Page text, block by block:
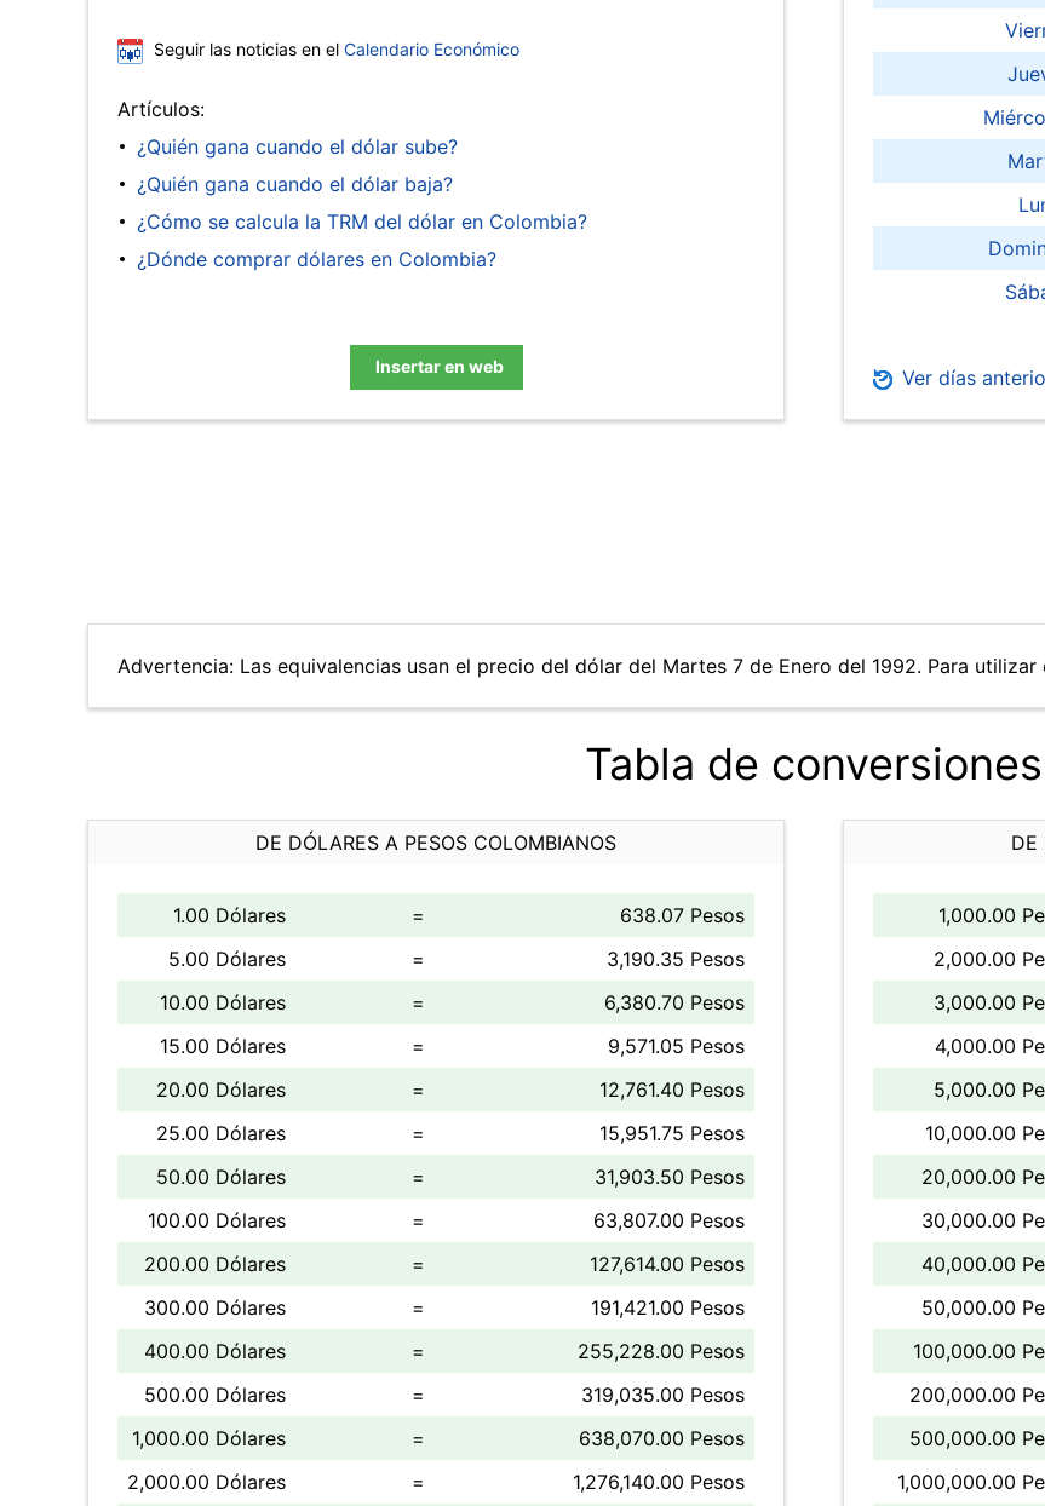
Seguir las noticias en el Calendario Económico
Artículos:
¿Quién gana cuando el dólar sube?
¿Quién gana cuando el dólar baja?
¿Cómo se calcula la TRM del dólar en Colombia?
¿Dónde comprar dólares en Colombia?
Insertar en web Ver días
Advertencia: Las equivalencias usan el precio del dólar del Martes 7 de Enero del 1992. Para
Tabla de conversiones
DE DÓLARES A PESOS COLOMBIANOS
1.00 Dólares =
638.07 Pesos
5.00 Dólares
=
3,190.35 Pesos
10.00 Dólares
=
6,380.70 Pesos
15.00 Dólares
=
9,571.05 Pesos
20.00 Dólares
=
12,761.40 Pesos
25.00 Dólares
=
15,951.75 Pesos
50.00 Dólares
=
31,903.50 Pesos
100.00 Dólares
=
63,807.00 Pesos
200.00 Dólares
=
127,614.00 Pesos
300.00 Dólares
=
191,421.00 Pesos
400.00 Dólares
=
255,228.00 Pesos
500.00 Dólares
=
319,035.00 Pesos
1,000.00 Dólares
=
638,070.00 Pesos
2,000.00 Dólares
= 1,276,140.00 Pesos
DE
1,000.00
2,000.00
3,000.00
4,000.00
5,000.00
10,000.00
20,000.00
30,000.00
40,000.00
50,000.00
100,000.00
200,000.00
500,000.00
1,000,000.00